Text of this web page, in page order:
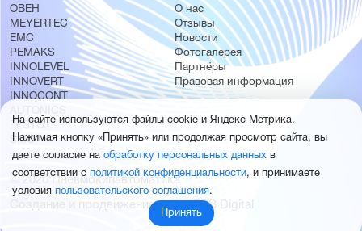
ОВЕН
MEYERTEC
EMC
PEMAKS
INNOLEVEL
INNOVERT
INNOCONT
AUTONICS
FESTO
SMC
О нас
Отзывы
Новости
Фотогалерея
Партнёры
Правовая информация
© 2026 Пневмокипавтоматика
Создание и продвижение сайта BTB Digital
На сайте используются файлы cookie и Яндекс Метрика.
Нажимая кнопку «Принять» или продолжая просмотр сайта, вы
даете согласие на обработку персональных данных в
соответствии с политикой конфиденциальности, и принимаете
условия пользовательского соглашения.
Принять